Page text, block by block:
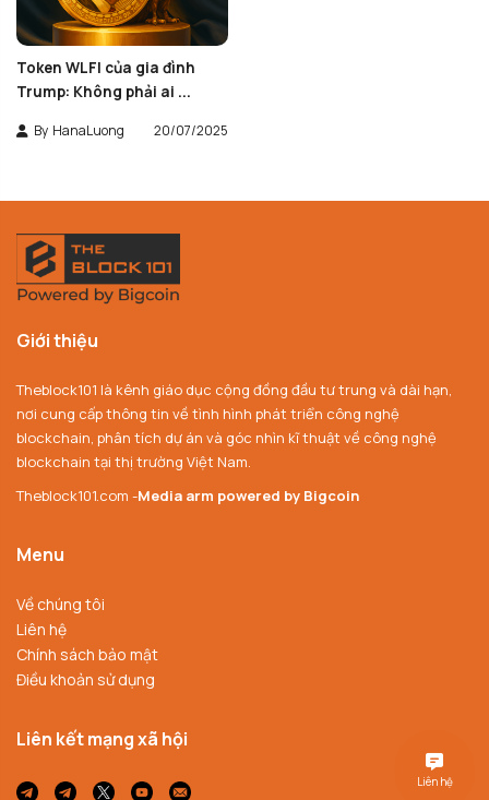
Token WLFI của gia đình
Trump: Không phải ai ...
By HanaLuong 20/07/2025
Giới thiệu
Theblock101 là kênh giáo dục cộng đồng đầu tư trung và dài hạn,
nơi cung cấp thông tin về tình hình phát triển công nghệ
blockchain, phân tích dự án và góc nhìn kĩ thuật về công nghệ
blockchain tại thị trường Việt Nam.
Theblock101.com -Media arm powered by Bigcoin
Menu
Về chúng tôi
Liên hệ
Chính sách bảo mật
Điều khoản sử dụng
Liên kết mạng xã hội
Liên hệ